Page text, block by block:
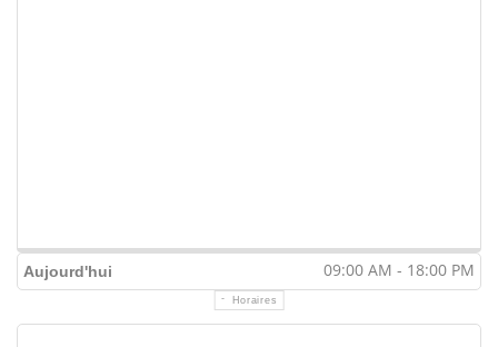
Aujourd'hui 09:00 AM - 18:00 PM
Horaires